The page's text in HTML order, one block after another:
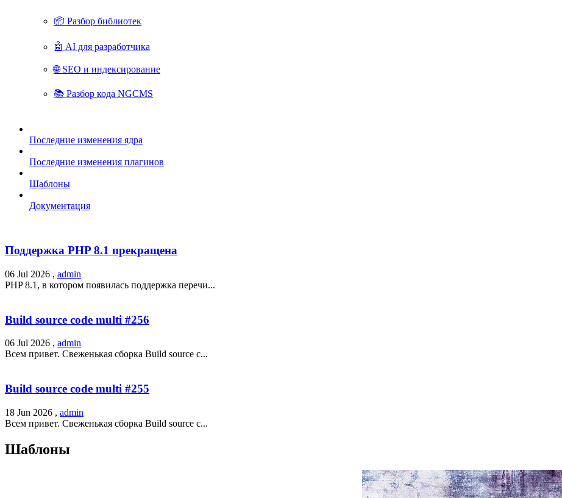
📦 Разбор библиотек
🤖 AI для разработчика
🌐 SEO и индексирование
📚 Разбор кода NGCMS
Последние изменения ядра
Последние изменения плагинов
Шаблоны
Документация
Поддержка PHP 8.1 прекращена
06 Jul 2026 , admin
PHP 8.1, в котором появилась поддержка перечи...
Build source code multi #256
06 Jul 2026 , admin
Всем привет. Свеженькая сборка Build source c...
Build source code multi #255
18 Jun 2026 , admin
Всем привет. Свеженькая сборка Build source c...
Шаблоны